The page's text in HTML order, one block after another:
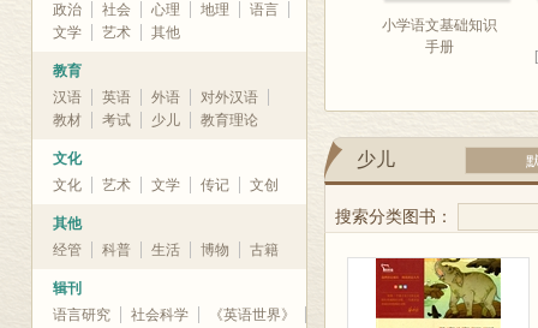
政治
社会 心理 地理
语言
文学
艺术 其他
教育
汉语
英语 外语
对外汉语
教材
考试 少儿 教育理论
文化
文化
艺术 文学 传记 文创
其他
经管
科普 生活 博物 古籍
辑刊
语言研究
社会科学
《英语世界》
小学语文基础知识
手册
少儿
搜索分类图书：